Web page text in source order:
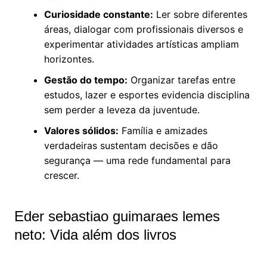
Curiosidade constante: Ler sobre diferentes
áreas, dialogar com profissionais diversos e
experimentar atividades artísticas ampliam
horizontes.
Gestão do tempo: Organizar tarefas entre
estudos, lazer e esportes evidencia disciplina
sem perder a leveza da juventude.
Valores sólidos: Família e amizades
verdadeiras sustentam decisões e dão
segurança — uma rede fundamental para
crescer.
Eder sebastiao guimaraes lemes
neto: Vida além dos livros